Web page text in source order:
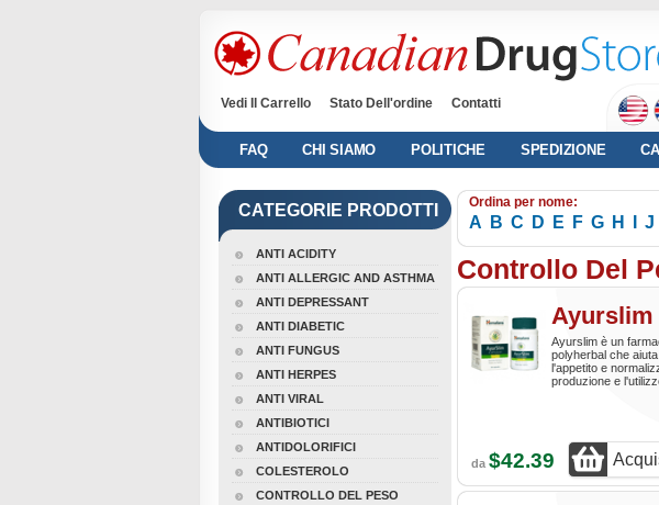
Vedi Il Carrello
Stato Dell'ordine Contatti
FAQ CHI SIAMO POLITICHE SPEDIZIONE
CATEGORIE PRODOTTI
ANTI ACIDITY
ANTI ALLERGIC AND ASTHMA
ANTI DEPRESSANT
ANTI DIABETIC
ANTI FUNGUS
ANTI HERPES
ANTI VIRAL
ANTIBIOTICI
ANTIDOLORIFICI
COLESTEROLO
CONTROLLO DEL PESO
Ordina per nome:
A B C D E F G H J
Controllo Del
Ayurslim
Ayurslim è un
polyherbal che
l'appetito e
produzione e
da $42.39